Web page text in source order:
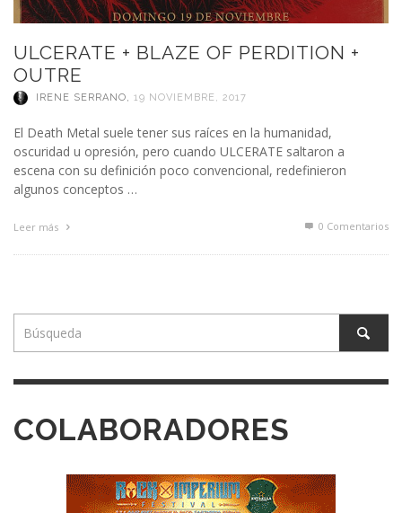
ULCERATE + BLAZE OF PERDITION +
OUTRE
IRENE SERRANO, 19 NOVIEMBRE, 2017
El Death Metal suele tener sus raíces en la humanidad,
oscuridad u opresión, pero cuando ULCERATE saltaron a
escena con su definición poco convencional, redefinieron
algunos conceptos …
Leer más 0 Comentarios
COLABORADORES